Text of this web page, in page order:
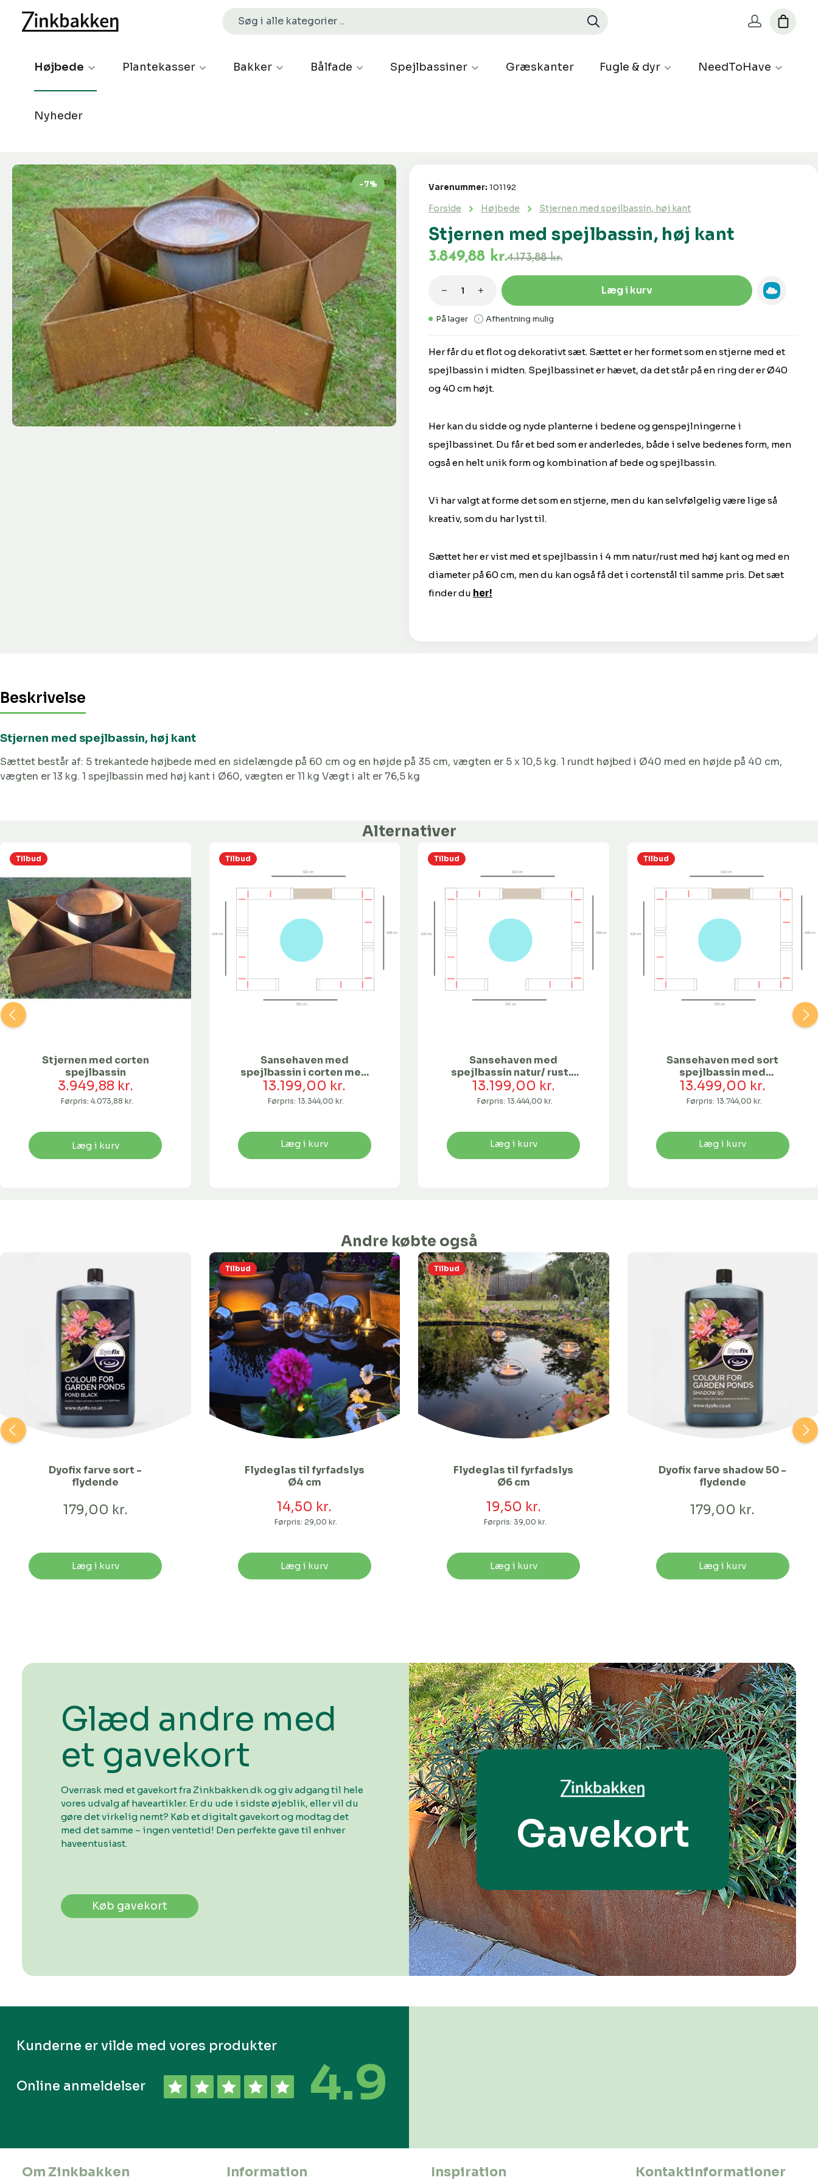
Højbede Plantekasser Bakker Bålfade Spejlbassiner Græskanter Fugle & dyr NeedToHave
Nyheder
Spring over billedgalleri
-7%
Stjernen med spejlbassin, høj kant
Forside Højbede Stjernen med spejlbassin, høj kant
Varenummer: 101192
Her får du et flot og dekorativt sæt. Sættet er her formet som en stjerne med et
spejlbassin i midten. Spejlbassinet er hævet, da det står på en ring der er Ø40
og 40 cm højt.
Her kan du sidde og nyde planterne i bedene og genspejlningerne i
spejlbassinet. Du får et bed som er anderledes, både i selve bedenes form, men
også en helt unik form og kombination af bede og spejlbassin.
Vi har valgt at forme det som en stjerne, men du kan selvfølgelig være lige så
kreativ, som du har lyst til.
Sættet her er vist med et spejlbassin i 4 mm natur/rust med høj kant og med en
diameter på 60 cm, men du kan også få det i cortenstål til samme pris. Det sæt
finder du her!
3.849,88 kr.4.173,88 kr.
På lager Afhentning mulig
Produktmængde: Indtast den ønskede mængde,
Læg i kurv
Beskrivelse
Stjernen med spejlbassin, høj kant
Sættet består af: 5 trekantede højbede med en sidelængde på 60 cm og en højde på 35 cm, vægten er 5 x 10,5 kg. 1 rundt højbed i Ø40 med en højde på 40 cm,
vægten er 13 kg. 1 spejlbassin med høj kant i Ø60, vægten er 11 kg Vægt i alt er 76,5 kg
Alternativer
Tilbud
Stjernen med corten
spejlbassin
3.949,88 kr.
Førpris: 4.073,88 kr.
Læg i kurv
Tilbud
Sansehaven med
spejlbassin i corten med
påsvejst fod | Ø60
13.199,00 kr.
Førpris: 13.344,00 kr.
Læg i kurv
Tilbud
Sansehaven med
spejlbassin natur/ rust. |
Ø60
13.199,00 kr.
Førpris: 13.444,00 kr.
Læg i kurv
Tilbud
Sansehaven med sort
spejlbassin med
påsvejst fod | Ø60
13.499,00 kr.
Førpris: 13.744,00 kr.
Læg i kurv
Andre købte også
Dyofix farve sort -
flydende
179,00 kr.
Læg i kurv
Tilbud
Flydeglas til fyrfadslys
Ø4 cm
14,50 kr.
Førpris:29,00 kr.
Læg i kurv
Tilbud
Flydeglas til fyrfadslys
Ø6 cm
19,50 kr.
Førpris: 39,00 kr.
Læg i kurv
Dyofix farve shadow 50 -
flydende
179,00 kr.
Læg i kurv
Glæd andre med
et gavekort
Overrask med et gavekort fra Zinkbakken.dk og giv adgang til hele
vores udvalg af haveartikler. Er du ude i sidste øjeblik, eller vil du
gøre det virkelig nemt? Køb et digitalt gavekort og modtag det
med det samme – ingen ventetid! Den perfekte gave til enhver
haveentusiast.
Køb gavekort
Gavekort
Kunderne er vilde med vores produkter
Online anmeldelser 4.9
Om Zinkbakken Information Inspiration Kontaktinformationer